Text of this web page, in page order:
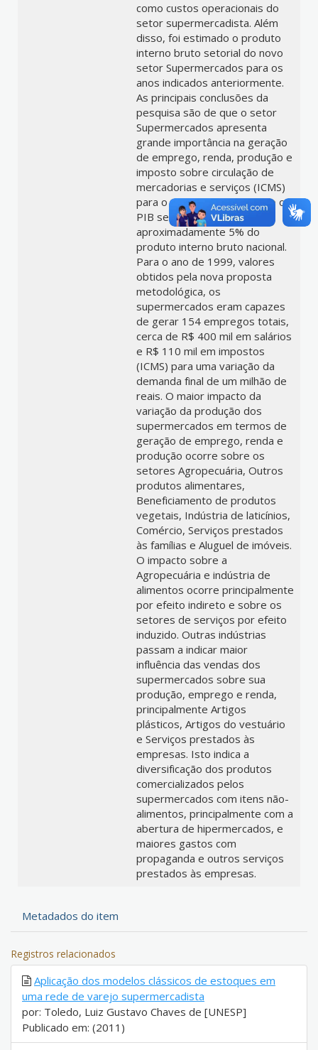
como custos operacionais do
setor supermercadista. Além
disso, foi estimado o produto
interno bruto setorial do novo
setor Supermercados para os
anos indicados anteriormente.
As principais conclusões da
pesquisa são de que o setor
Supermercados apresenta
grande importância na geração
de emprego, renda, produção e
imposto sobre circulação de
mercadorias e serviços (ICMS)
para o período 1990-1999 e o
PIB setorial é de
aproximadamente 5% do
produto interno bruto nacional.
Para o ano de 1999, valores
obtidos pela nova proposta
metodológica, os
supermercados eram capazes
de gerar 154 empregos totais,
cerca de R$ 400 mil em salários
e R$ 110 mil em impostos
(ICMS) para uma variação da
demanda final de um milhão de
reais. O maior impacto da
variação da produção dos
supermercados em termos de
geração de emprego, renda e
produção ocorre sobre os
setores Agropecuária, Outros
produtos alimentares,
Beneficiamento de produtos
vegetais, Indústria de laticínios,
Comércio, Serviços prestados
às famílias e Aluguel de imóveis.
O impacto sobre a
Agropecuária e indústria de
alimentos ocorre principalmente
por efeito indireto e sobre os
setores de serviços por efeito
induzido. Outras indústrias
passam a indicar maior
influência das vendas dos
supermercados sobre sua
produção, emprego e renda,
principalmente Artigos
plásticos, Artigos do vestuário
e Serviços prestados às
empresas. Isto indica a
diversificação dos produtos
comercializados pelos
supermercados com itens não-
alimentos, principalmente com a
abertura de hipermercados, e
maiores gastos com
propaganda e outros serviços
prestados às empresas.
Metadados do item
Registros relacionados
Aplicação dos modelos clássicos de estoques em
uma rede de varejo supermercadista
por: Toledo, Luiz Gustavo Chaves de [UNESP]
Publicado em: (2011)